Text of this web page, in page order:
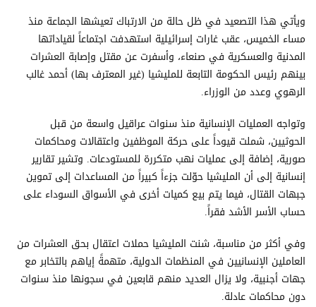
ويأتي هذا التصعيد في ظل حالة من الارتباك تعيشها الجماعة منذ
مساء الخميس، عقب غارات إسرائيلية استهدفت اجتماعاً لقياداتها
المدنية والعسكرية في صنعاء، وأسفرت عن مقتل وإصابة العشرات
بينهم رئيس الحكومة التابعة للمليشيا (غير المعترف بها) أحمد غالب
الرهوي وعدد من الوزراء.
وتواجه العمليات الإنسانية منذ سنوات عراقيل واسعة من قبل
الحوثيين، شملت قيوداً على حركة الموظفين واعتقالات ومحاكمات
صورية، إضافة إلى عمليات نهب متكررة للمستودعات. وتشير تقارير
إنسانية إلى أن المليشيا حوّلت جزءاً كبيراً من المساعدات إلى تموين
جبهات القتال، فيما يتم بيع كميات أخرى في الأسواق السوداء على
حساب الأسر الأشد فقراً.
وفي أكثر من مناسبة، شنت المليشيا حملات اعتقال بحق العشرات من
العاملين الإنسانيين في المنظمات الدولية، متهمةً إياهم بالتخابر مع
جهات أجنبية، ولا يزال العديد منهم قابعين في سجونها منذ سنوات
دون محاكمات عادلة.